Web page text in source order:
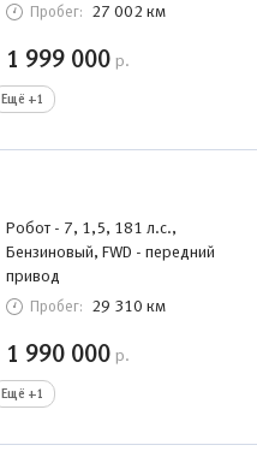
Пробег: 27 002 км
1 999 000 р.
Ещё +1
Робот - 7, 1,5, 181 л.с.,
Бензиновый, FWD - передний
привод
Пробег: 29 310 км
1 990 000 р.
Ещё +1